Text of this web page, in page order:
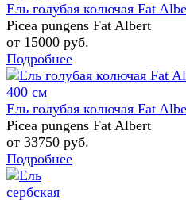
Ель голубая колючая Fat
Picea pungens Fat Albert
от 15000 руб.
Подробнее
Ель голубая колючая Fat
Picea pungens Fat Albert
от 33750 руб.
Подробнее